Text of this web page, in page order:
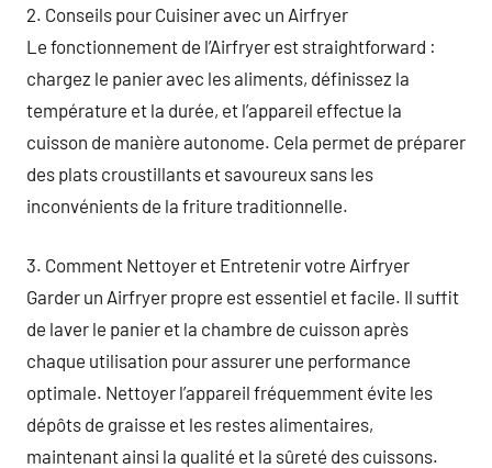
2. Conseils pour Cuisiner avec un Airfryer
Le fonctionnement de l’Airfryer est straightforward :
chargez le panier avec les aliments, définissez la
température et la durée, et l’appareil effectue la
cuisson de manière autonome. Cela permet de préparer
des plats croustillants et savoureux sans les
inconvénients de la friture traditionnelle.
3. Comment Nettoyer et Entretenir votre Airfryer
Garder un Airfryer propre est essentiel et facile. Il suffit
de laver le panier et la chambre de cuisson après
chaque utilisation pour assurer une performance
optimale. Nettoyer l’appareil fréquemment évite les
dépôts de graisse et les restes alimentaires,
maintenant ainsi la qualité et la sûreté des cuissons.